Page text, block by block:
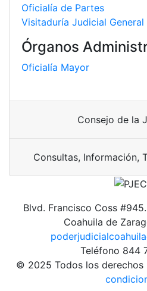
Oficialía de Partes
Visitaduría Judicial General
Órganos
Oficialía Mayor
Consejo de la
Consultas, Información,
Blvd. Francisco Coss
Coahuila de
Teléfono 844
© 2025 Todos los derechos